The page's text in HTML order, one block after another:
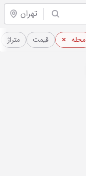
تهران
محله قیمت متراژ